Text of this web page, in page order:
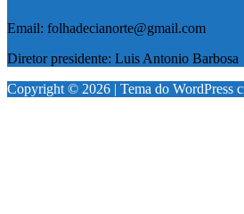
Email: folhadecianorte@gmail.com
Diretor presidente: Luis Antonio Barbosa
Copyright © 2026 | Tema do WordPress